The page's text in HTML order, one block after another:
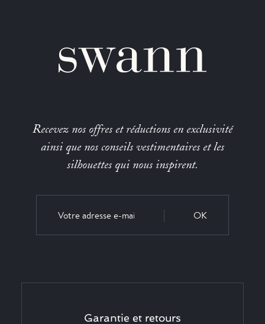
Recevez nos offres et réductions en exclusivité
ainsi que nos conseils vestimentaires et les
silhouettes qui nous inspirent.
OK
Garantie et retours